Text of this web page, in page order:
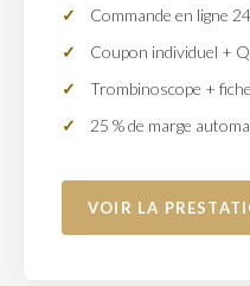
Commande en ligne
Coupon individuel +
Trombinoscope +
25 % de marge
VOIR LA